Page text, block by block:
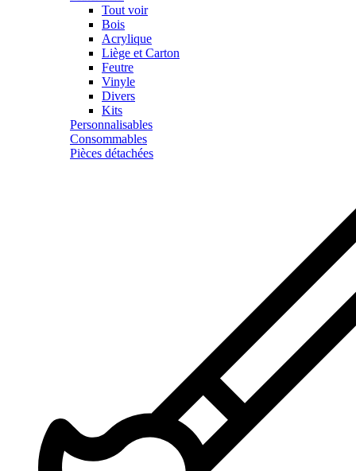
Tout voir
Bois
Acrylique
Liège et Carton
Feutre
Vinyle
Divers
Kits
Personnalisables
Consommables
Pièces détachées